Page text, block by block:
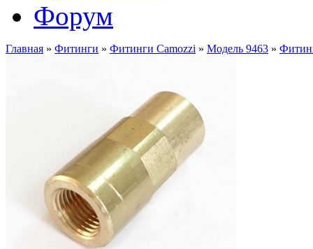
Форум
Главная » Фитинги » Фитинги Camozzi » Модель 9463 »